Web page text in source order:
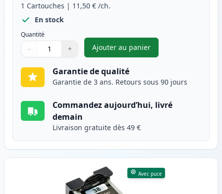
1 Cartouches | 11,50 € /ch.
En stock
Quantité
Quantité
Utilisez les boutons pour ajuster
− +
Quantité
Ajouter au panier
,Canon PG-37 cartouche
Garantie de qualité
Garantie de 3 ans. Retours sous 90 jours
Commandez aujourd’hui, livré
demain
Livraison gratuite dès 49 €
Avec puce